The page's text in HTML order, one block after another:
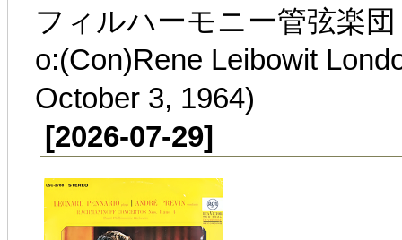
フィルハーモニー管弦楽
o:(Con)Rene Leibowit
October 3, 1964)
[2026-07-29]